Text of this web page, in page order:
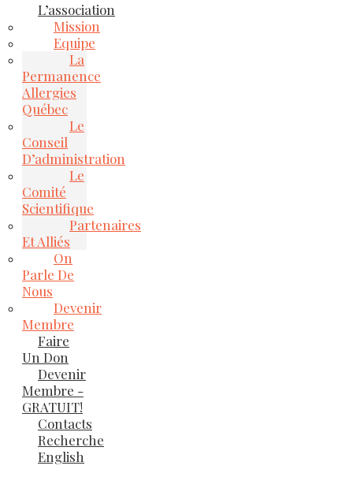
L’association
Mission
Equipe
La
Permanence
Allergies
Québec
Le
Conseil
D’administration
Le
Comité
Scientifique
Partenaires
Et Alliés
On
Parle De
Nous
Devenir
Membre
Faire
Un Don
Devenir
Membre -
GRATUIT!
Contacts
Recherche
English